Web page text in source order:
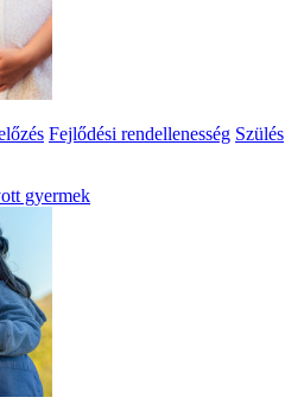
Fejlődési rendellenesség Szülés
gyermek